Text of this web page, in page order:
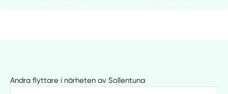
Andra flyttare i närheten av Sollentuna